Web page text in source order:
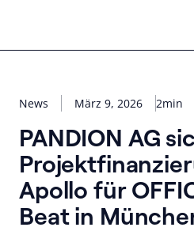
springen
News März 9, 2026 2min
PANDION AG
Apollo für
Beat in